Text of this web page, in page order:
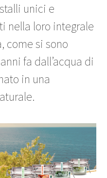
unici e
nella loro integrale
come si sono
fa dall’acqua di
in una